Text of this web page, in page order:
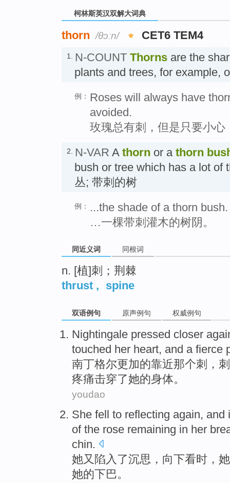
柯林斯英汉双解大词典
thorn /θɔːn/ CET6 TEM4
1. N-COUNT Thorns are the
plants and trees, for example,
例： Roses will always have
avoided.
玫瑰总有刺，但是只要小心
2. N-VAR A thorn or a thorn
bush or tree which has a lot of
丛; 带刺的树
例：
...the shade of a thorn bush.
…一棵带刺灌木的树阴。
同近义词 同根词
n. [植]刺；荆棘
thrust , spine
双语例句 原声例句 权威例句
Nightingale pressed closer
touched her heart, and a fierce
南丁格尔更加的靠近那个刺 ，刺
疼痛击穿了她的身体。
youdao
She fell to reflecting again, and
of the rose remaining in her
chin.
她又 陷入了沉思 ， 向下看时，
她的下巴。